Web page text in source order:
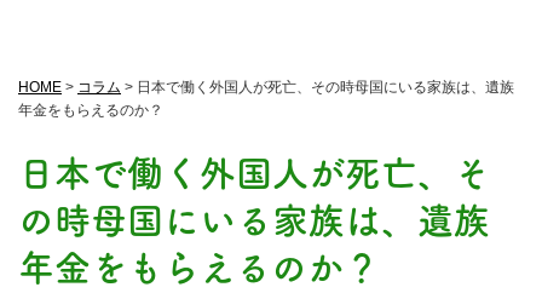
HOME > コラム > 日本で働く外国人が死亡、その時母国にいる家族は、遺族
年金をもらえるのか？
日本で働く外国人が死亡、そ
の時母国にいる家族は、遺族
年金をもらえるのか？